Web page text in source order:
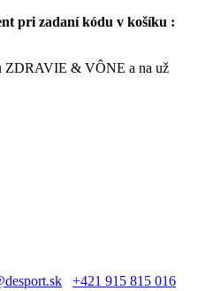
pri zadaní kódu v košíku :
ZDRAVIE & VÔNE a na už
+421 915 815 016